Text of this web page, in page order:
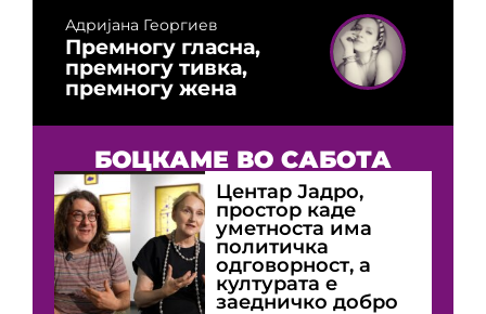
Адријана Георгиев
Премногу гласна,
премногу тивка,
премногу жена
БОЦКАМЕ ВО САБОТА
Центар Јадро,
простор каде
уметноста има
политичка
одговорност, а
културата е
заедничко добро